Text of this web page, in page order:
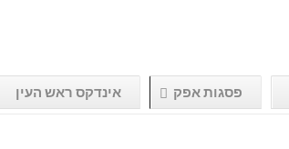
פסגות אפק אינדקס ראש העין